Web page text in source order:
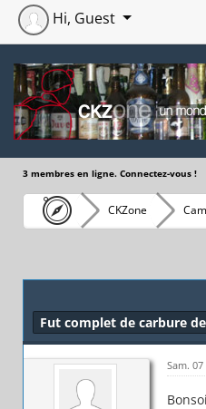
Hi, Guest
3 membres en ligne. Connectez-vous !
CKZone
Fut complet de carbure
Sam.